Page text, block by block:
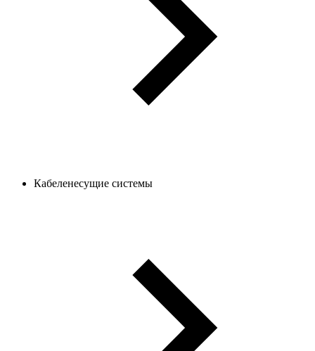
Кабеленесущие системы